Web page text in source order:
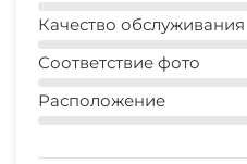
аквапарк (Алушта)
Качество обслуживания
Соответствие фото
Расположение